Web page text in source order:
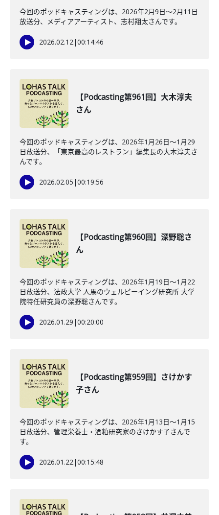
今回のポッドキャスティングは、2026年2月9日〜2月11日
放送分、メディアアーティスト、志村翔太さんです。
2026.02.12|00:14:46
【Podcasting第961回】大木淳夫
さん
今回のポッドキャスティングは、2026年1月26日〜1月29
日放送分、「東京最高のレストラン」編集長の大木淳夫さ
んです。
2026.02.05 |00:19:56
【Podcasting第960回】深野聡さ
ん
今回のポッドキャスティングは、2026年1月19日〜1月22
日放送分、法政大学 人馬のウェルビーイング研究所 大学
院特任研究員の深野聡さんです。
2026.01.29 |00:20:00
【Podcasting第959回】さけかす
子さん
今回のポッドキャスティングは、2026年1月13日〜1月15
日放送分、管理栄養士・酒粕研究家のさけかす子さんで
す。
2026.01.22|00:15:48